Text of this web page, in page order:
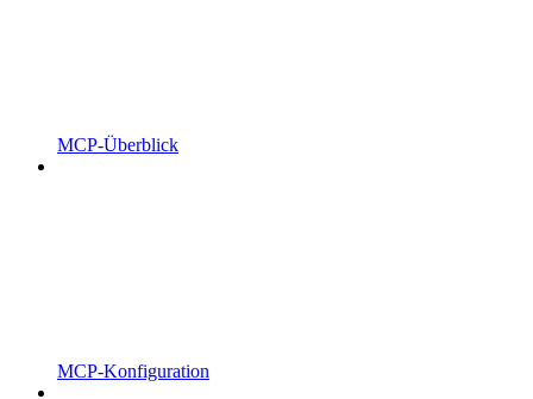
MCP-Überblick
MCP-Konfiguration